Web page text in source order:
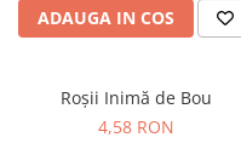
Amestec Japonez
Amestec Plante Urcatoare
Azalee
ADAUGA IN COS
Roșii Inimă de Bou
4,58 RON